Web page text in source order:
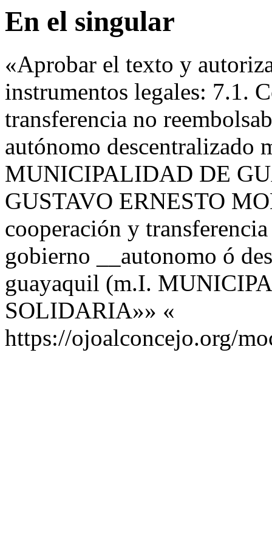
En el singular
«Aprobar el texto y
instrumentos legales: 7.1.
transferencia no
autónomo descentralizado
MUNICIPALIDAD DE
GUSTAVO ERNESTO
cooperación y
gobierno __autonomo ó
guayaquil (m.I.
SOLIDARIA»» «
https://ojoalconcejo.org/